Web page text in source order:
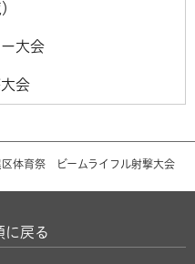
大会
会
区体育祭 ビームライフル射撃大会
に戻る